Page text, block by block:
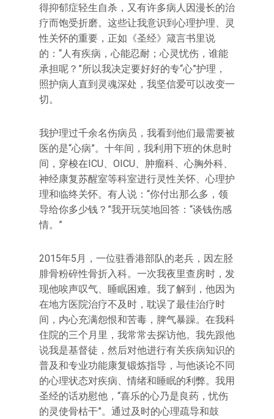
得抑郁症轻生自杀，又有许多病人因漫长的治
疗而饱受折磨。这些让我意识到心理护理、灵
性关怀的重要，正如《圣经》箴言书里说
的：“人有疾病，心能忍耐；心灵忧伤，谁能
承担呢？”所以我决定要好好的专“心”护理，
照护病人直到灵魂深处，我坚信爱可以改变一
切。
我护理过千余名伤病员，我看到他们最需要被
医的是“心病”。十年间，我利用下班的休息时
间，穿梭在ICU、OICU、肿瘤科、心胸外科、
神经康复苏醒室等科室进行灵性关怀、心理护
理和临终关怀。有人说：“你付出那么多，领
导给你多少钱？”我开玩笑地回答：“谈钱伤感
情。”
2015年5月，一位驻香港部队的老兵，因左胫
腓骨粉碎性骨折入科。一次我夜里查房时，发
现他唉声叹气、睡眠困难。我了解到，他因为
在地方医院治疗不及时，耽误了最佳治疗时
间，内心充满怨恨和苦毒，脾气暴躁。在我科
住院的三个月里，我常常去探访他。我先跟他
说我是基督徒，然后对他进行有关疾病知识的
普及和专业功能康复锻炼指导，与他谈论不同
的心理状态对疾病、情绪和睡眠的利弊。我用
圣经的话劝慰他，“喜乐的心乃是良药，忧伤
的灵使骨枯干”。通过及时的心理疏导和鼓